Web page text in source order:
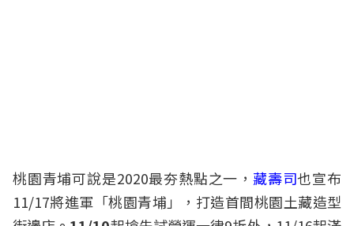
桃園青埔可說是2020最夯熱點之一， 藏壽司也宣布
11/17將進軍「桃園青埔」，打造首間桃園土藏造型